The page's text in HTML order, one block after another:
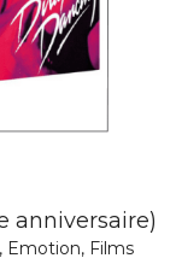
anniversaire)
, Emotion, Films